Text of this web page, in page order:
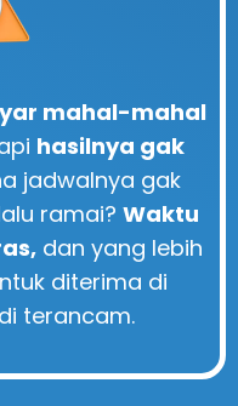
mahal-mahal
hasilnya gak
jadwalnya gak
ramai? Waktu
dan yang lebih
diterima di
terancam.